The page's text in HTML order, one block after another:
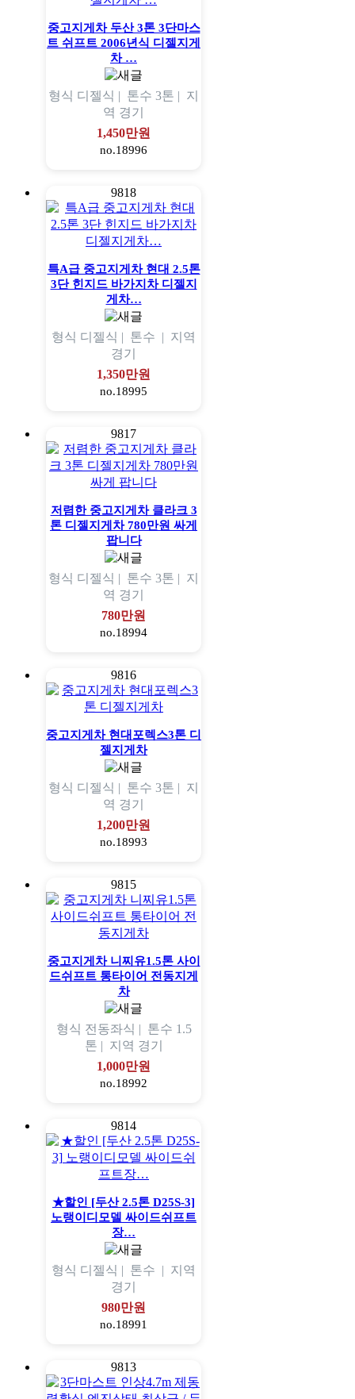
중고지게차 두산 3톤 3단마스
트 쉬프트 2006년식 디젤지게
차 …
형식 디젤식 | 톤수 3톤 | 지
역 경기
1,450만원
no.18996
9818
특A급 중고지게차 현대 2.5톤
3단 힌지드 바가지차 디젤지
게차…
형식 디젤식 | 톤수 | 지역
경기
1,350만원
no.18995
9817
저렴한 중고지게차 클라크 3
톤 디젤지게차 780만원 싸게
팝니다
형식 디젤식 | 톤수 3톤 | 지
역 경기
780만원
no.18994
9816
중고지게차 현대포렉스3톤 디
젤지게차
형식 디젤식 | 톤수 3톤 | 지
역 경기
1,200만원
no.18993
9815
중고지게차 니찌유1.5톤 사이
드쉬프트 통타이어 전동지게
차
형식 전동좌식 | 톤수 1.5
톤 | 지역 경기
1,000만원
no.18992
9814
★할인 [두산 2.5톤 D25S-3]
노랭이디모델 싸이드쉬프트
장…
형식 디젤식 | 톤수 | 지역
경기
980만원
no.18991
9813